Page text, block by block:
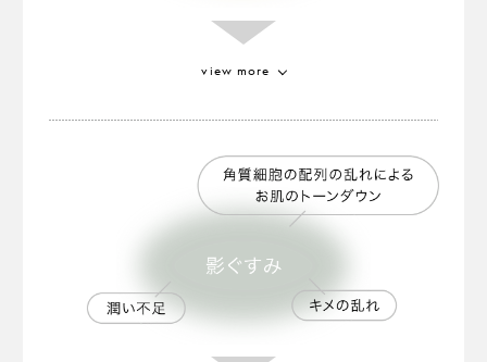
※2 保湿による
アルゲケキス
厳しい環境下で降り注ぐ
view more